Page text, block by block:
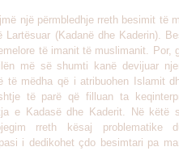
një përmbledhje rreth besimit të
(Kadanë dhe Kaderin).
të imanit të muslimanit. Por,
më së shumti kanë devijuar
të mëdha që i atribuohen Islamit
të parë që filluan ta
e Kadasë dhe Kaderit. Në këtë
rreth kësaj problematike
i dedikohet çdo besimtari pa